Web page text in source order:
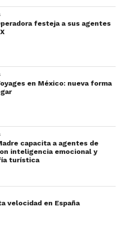
de los
la tarjeta vamos a tener
Sí, y con Uber Eats
pero termina pagando
repartidor se lleva la
gana ocupación, pero
de relación directa y
a tu suegra a casa y que
festeja a sus agentes
en México: nueva forma
capacita a agentes de
inteligencia emocional y
turística
velocidad en España